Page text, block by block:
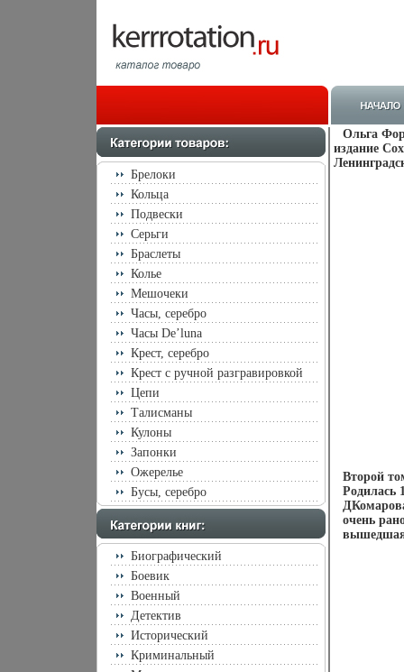
Брелоки
Кольца
Подвески
Серьги
Браслеты
Колье
Мешочеки
Часы, серебро
Часы De’luna
Крест, серебро
Крест с ручной разгравировкой
Цепи
Талисманы
Кулоны
Запонки
Ожерелье
Бусы, серебро
Биографический
Боевик
Военный
Детектив
Исторический
Криминальный
Ольга
издание
Второй
Родилась
очень
вышедшая